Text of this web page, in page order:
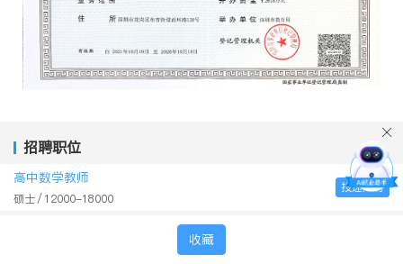
招聘职位
高中数学教师
硕士 12000-18000
投递简历
收藏